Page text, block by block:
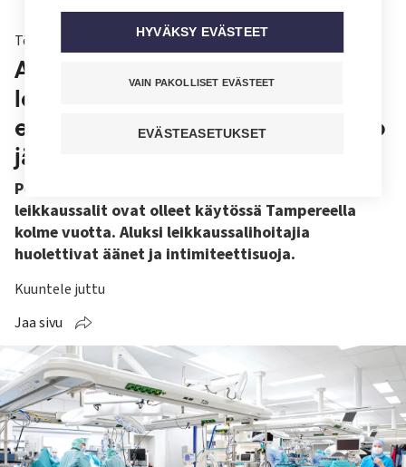
Töissä
Avokonttorivillitys levisi jo
leikkaussaliin: musiikkia ei voi
enää kuunnella, mutta vessatauko
järjestyy aiempaa helpommin
Pohjoismaiden ainoat latosalit eli jaetut
leikkaussalit ovat olleet käytössä Tampereella
kolme vuotta. Aluksi leikkaussalihoitajia
huolettivat äänet ja intimiteettisuoja.
Kuuntele juttu
Jaa sivu
HYVÄKSY EVÄSTEET
VAIN PAKOLLISET EVÄSTEET
EVÄSTEASETUKSET